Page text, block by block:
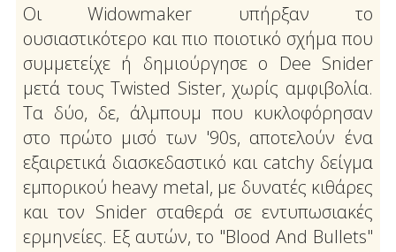
Οι Widowmaker υπήρξαν το
ουσιαστικότερο και πιο ποιοτικό σχήμα που
συμμετείχε ή δημιούργησε ο Dee Snider
μετά τους Twisted Sister, χωρίς αμφιβολία.
Τα δύο, δε, άλμπουμ που κυκλοφόρησαν
στο πρώτο μισό των '90s, αποτελούν ένα
εξαιρετικά διασκεδαστικό και catchy δείγμα
εμπορικού heavy metal, με δυνατές κιθάρες
και τον Snider σταθερά σε εντυπωσιακές
ερμηνείες. Εξ αυτών, το "Blood And Bullets"